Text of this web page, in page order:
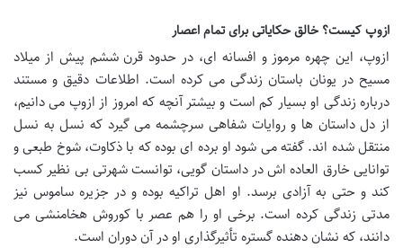
ازوپ کیست؟ خالق حکایاتی برای تمام اعصار
ازوپ، این چهره مرموز و افسانه ای، در حدود قرن ششم پیش از میلاد
مسیح در یونان باستان زندگی می کرده است. اطلاعات دقیق و مستند
درباره زندگی او بسیار کم است و بیشتر آنچه که امروز از ازوپ می دانیم،
از دل داستان ها و روایات شفاهی سرچشمه می گیرد که نسل به نسل
منتقل شده اند. گفته می شود او برده ای بوده که با ذکاوت، شوخ طبعی و
توانایی خارق العاده اش در داستان گویی، توانست شهرتی بی نظیر کسب
کند و حتی به آزادی برسد. او اهل تراکیه بوده و در جزیره ساموس نیز
مدتی زندگی کرده است. برخی او را هم عصر با کوروش هخامنشی می
دانند، که نشان دهنده گستره تأثیرگذاری او در آن دوران است.